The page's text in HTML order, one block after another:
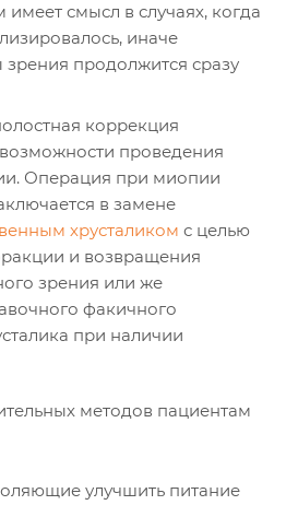
смысл в случаях, когда
иначе
продолжится сразу
коррекция
проведения
Операция при миопии
в замене
хрусталиком с целью
и возвращения
зрения или же
факичного
при наличии
методов пациентам
улучшить питание